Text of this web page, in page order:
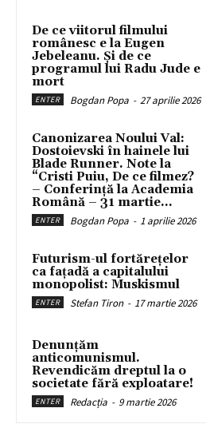
De ce viitorul filmului
românesc e la Eugen
Jebeleanu. Și de ce
programul lui Radu Jude e
mort
ENTER Bogdan Popa - 27 aprilie 2026
Canonizarea Noului Val:
Dostoievski în hainele lui
Blade Runner. Note la
“Cristi Puiu, De ce filmez?
– Conferință la Academia
Română – 31 martie...
ENTER Bogdan Popa - 1 aprilie 2026
Futurism-ul fortărețelor
ca fațadă a capitalului
monopolist: Muskismul
ENTER Stefan Tiron - 17 martie 2026
Denunțăm
anticomunismul.
Revendicăm dreptul la o
societate fără exploatare!
ENTER Redacția - 9 martie 2026